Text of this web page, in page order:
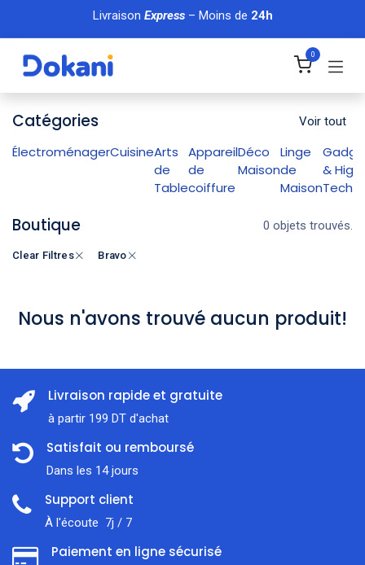
Se rendre au contenu
Livraison Express– Moins de 24h
0
Catégories Voir tout
ÉlectroménagerCuisineArts
de
Table
Appareil
de
coiffure
Déco
Maison
Linge
de
Maison
& High
Tech
Boutique 0 objets trouvés.
Clear Filtres Bravo
Nous n'avons trouvé aucun produit!
Livraison rapide et gratuite
à partir 199 DT d'achat
Satisfait ou remboursé
Dans les 14 jours
Support client
À l'écoute 7j / 7
Paiement en ligne sécurisé